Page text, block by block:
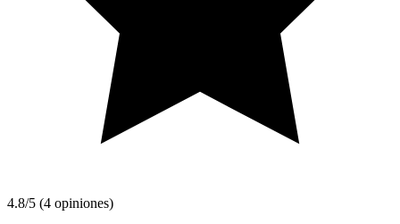
4.8/5 (4 opiniones)